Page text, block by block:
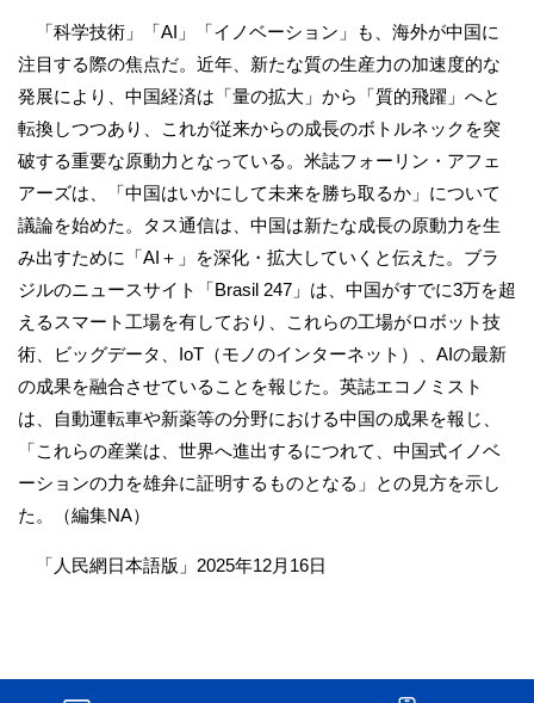
「科学技術」「AI」「イノベーション」も、海外が中国に
注目する際の焦点だ。近年、新たな質の生産力の加速度的な
発展により、中国経済は「量の拡大」から「質的飛躍」へと
転換しつつあり、これが従来からの成長のボトルネックを突
破する重要な原動力となっている。米誌フォーリン・アフェ
アーズは、「中国はいかにして未来を勝ち取るか」について
議論を始めた。タス通信は、中国は新たな成長の原動力を生
み出すために「AI＋」を深化・拡大していくと伝えた。ブラ
ジルのニュースサイト「Brasil 247」は、中国がすでに3万を超
えるスマート工場を有しており、これらの工場がロボット技
術、ビッグデータ、IoT（モノのインターネット）、AIの最新
の成果を融合させていることを報じた。英誌エコノミスト
は、自動運転車や新薬等の分野における中国の成果を報じ、
「これらの産業は、世界へ進出するにつれて、中国式イノベ
ーションの力を雄弁に証明するものとなる」との見方を示し
た。（編集NA）
「人民網日本語版」2025年12月16日